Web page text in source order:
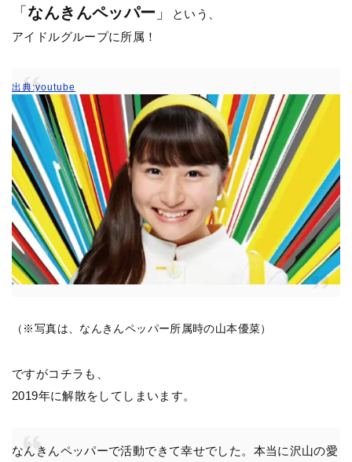
「なんきんペッパー 」
という、
アイドルグループに所属！
出典:youtube
（※写真は、なんきんペッパー所属時の山本優菜）
ですがコチラも、
2019年に解散をしてしまいます。
なんきんペッパーで活動できて幸せでした。本当に沢山の愛